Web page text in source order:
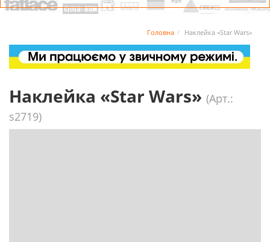
Головна Наклейка «Star Wars»
Наклейка «Star Wars» (Арт.:
s2719)